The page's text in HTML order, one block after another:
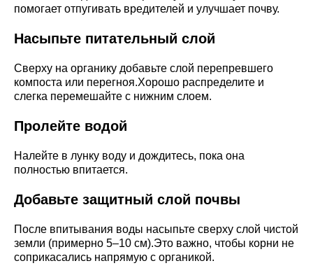
помогает отпугивать вредителей и улучшает почву.
Насыпьте питательный слой
Сверху на органику добавьте слой перепревшего
компоста или перегноя.Хорошо распределите и
слегка перемешайте с нижним слоем.
Пролейте водой
Налейте в лунку воду и дождитесь, пока она
полностью впитается.
Добавьте защитный слой почвы
После впитывания воды насыпьте сверху слой чистой
земли (примерно 5–10 см).Это важно, чтобы корни не
соприкасались напрямую с органикой.